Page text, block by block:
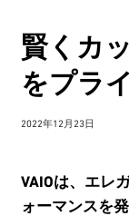
賢くカ
をプラ
2022年12月23日
VAIOは、エレ
ォーマンスを